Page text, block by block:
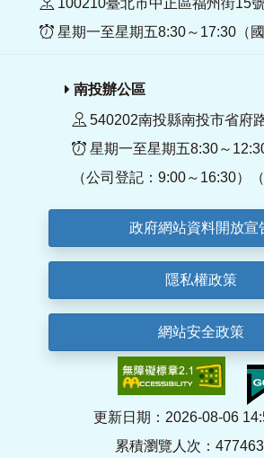
星期一至星期五8:30～17:30（國
南投辦公區
540202南投縣南投市省府
星期一至星期五8:30～
（公司登記：9:00～16:30）
政府網站資料開放宣
隱私權政策
網站安全政策
更新日期：2026-08-06
累積瀏覽人次：